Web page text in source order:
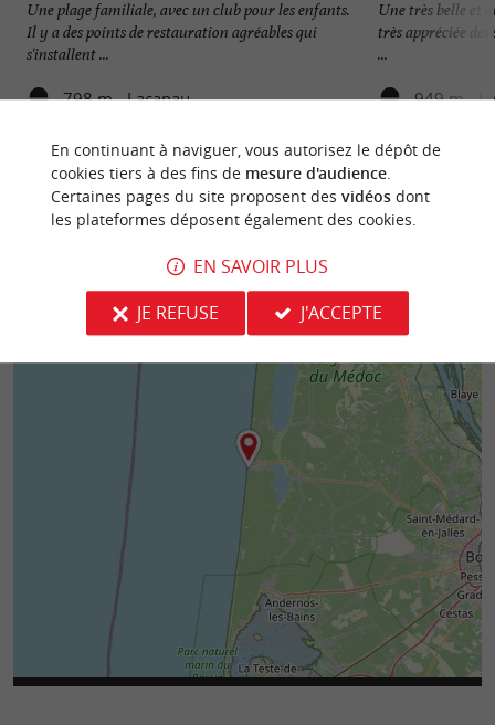
Une plage familiale, avec un club pour les enfants.
Il y a des points de restauration agréables qui
s'installent ...
798 m - Lacanau
Une très belle et
très appréciée
...
949 m -
En continuant à naviguer, vous autorisez le dépôt de
cookies tiers à des fins de mesure d'audience.
Certaines pages du site proposent des vidéosdont
les plateformes déposent également des cookies.
EN SAVOIR PLUS
JE REFUSE
J'ACCEPTE